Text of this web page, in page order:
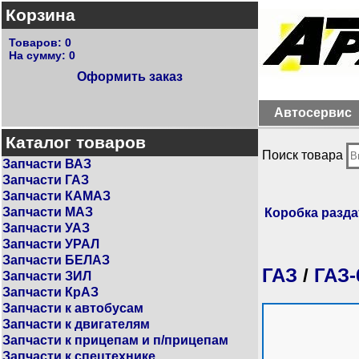
Корзина
Товаров: 0
На сумму: 0
Оформить заказ
Автосервис
Каталог товаров
Запчасти ВАЗ
Запчасти ГАЗ
Запчасти КАМАЗ
Запчасти МАЗ
Запчасти УАЗ
Запчасти УРАЛ
Запчасти БЕЛАЗ
Запчасти ЗИЛ
Запчасти КрАЗ
Запчасти к автобусам
Запчасти к двигателям
Запчасти к прицепам и п/прицепам
Запчасти к спецтехнике
Поиск товара
Коробка
ГАЗ / ГАЗ-